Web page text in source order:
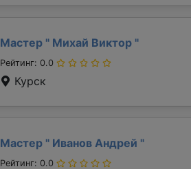
Мастер " Михай Виктор "
Рейтинг: 0.0
Курск
Мастер " Иванов Андрей "
Рейтинг: 0.0